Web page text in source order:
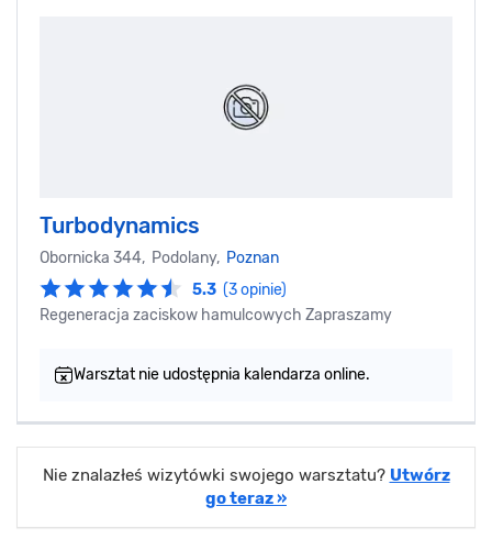
Turbodynamics
Obornicka 344, Podolany, Poznan
5.3 (3 opinie)
Regeneracja zaciskow hamulcowych Zapraszamy
Warsztat nie udostępnia kalendarza online.
Nie znalazłeś wizytówki swojego warsztatu? Utwórz
go teraz »